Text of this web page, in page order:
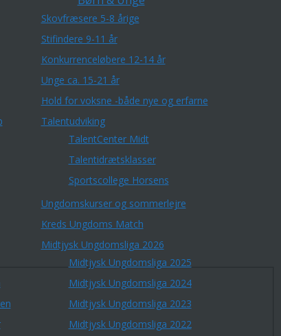
Skovfræsere 5-8 årige
Stifindere 9-11 år
Konkurrenceløbere 12-14 år
Unge ca. 15-21 år
Hold for voksne -både nye og erfarne
Talentudviking
TalentCenter Midt
Talentidrætsklasser
Sportscollege Horsens
Ungdomskurser og sommerlejre
Kreds Ungdoms Match
Midtjysk Ungdomsliga 2026
Midtjysk Ungdomsliga 2025
Midtjysk Ungdomsliga 2024
Midtjysk Ungdomsliga 2023
Midtjysk Ungdomsliga 2022